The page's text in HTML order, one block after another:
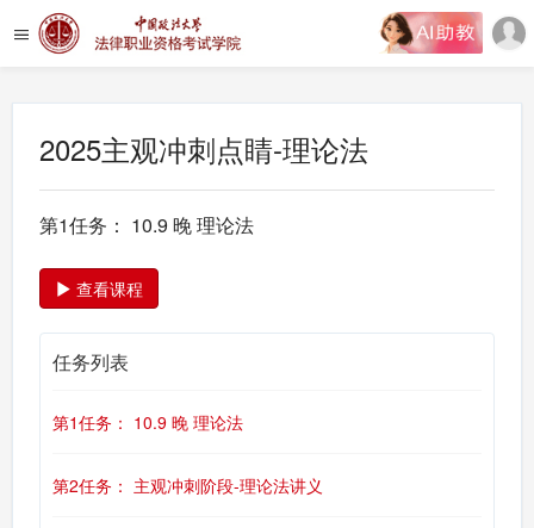
2025主观冲刺点睛-理论法
第1任务： 10.9 晚 理论法
查看课程
任务列表
第1任务： 10.9 晚 理论法
第2任务： 主观冲刺阶段-理论法讲义